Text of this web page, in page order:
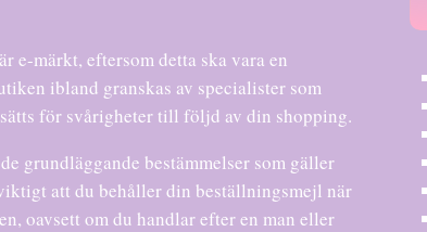
e-märkt, eftersom detta ska vara en
ibland granskas av specialister som
för svårigheter till följd av din shopping.
grundläggande bestämmelser som gäller
att du behåller din beställningsmejl när
oavsett om du handlar efter en man eller